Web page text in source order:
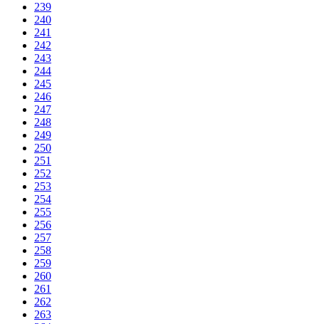
239
240
241
242
243
244
245
246
247
248
249
250
251
252
253
254
255
256
257
258
259
260
261
262
263